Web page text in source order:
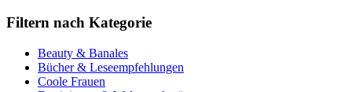
Filtern nach Kategorie
Beauty & Banales
Bücher & Leseempfehlungen
Coole Frauen